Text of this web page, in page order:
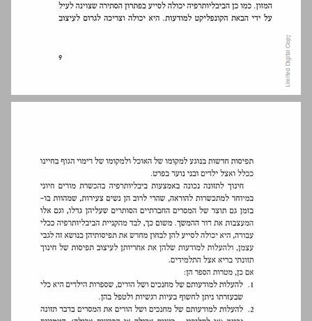
אכילה כתרבות ותרבות האכילה ... 11